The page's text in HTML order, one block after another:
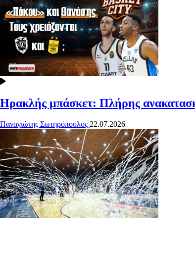
Ηρακλής μπάσκετ: Πλήρης
Παναγιώτης Σωτηρόπουλος 22.07.2026